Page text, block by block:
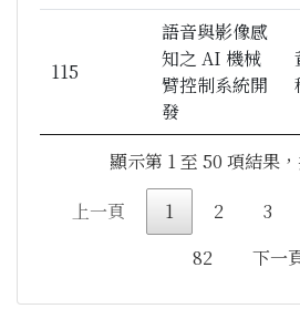
115
語音與影像感
知之 AI 機械
臂控制系統開
發
顯示第 1 至 50 項結果
上一頁
1 2 3
82
下一